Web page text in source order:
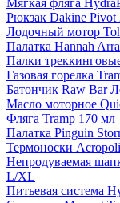
Рюкзак Dakine Pivot
Лодочный мотор
Палатка Hannah
Палки
Газовая горелка
Батончик Raw Bar
Масло моторное
Фляга Tramp 170 мл
Палатка Pinguin
Термоноски
Непродуваемая
L/XL
Питьевая система